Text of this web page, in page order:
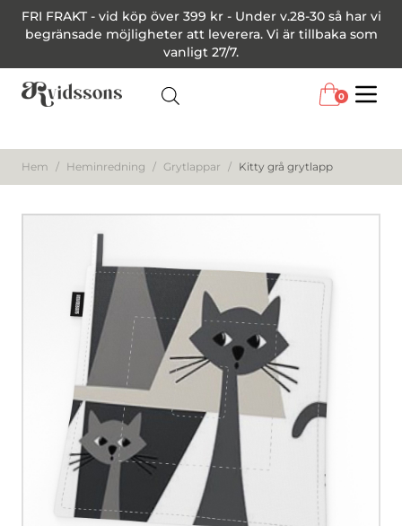
FRI FRAKT - vid köp över 399 kr - Under v.28-30 så har vi
begränsade möjligheter att leverera. Vi är tillbaka som
vanligt 27/7.
0
Hem / Heminredning / Grytlappar / Kitty grå grytlapp